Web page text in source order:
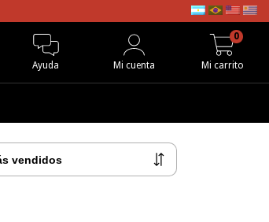
ENVIO GRATIS en compras
Ayuda Mi cuenta Mi carrito
0